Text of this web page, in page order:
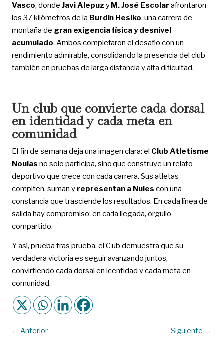
Vasco, donde Javi Alepuz y M. José Escolar afrontaron
los 37 kilómetros de la Burdin Hesiko, una carrera de
montaña de gran exigencia física y desnivel
acumulado. Ambos completaron el desafío con un
rendimiento admirable, consolidando la presencia del club
también en pruebas de larga distancia y alta dificultad.
Un club que convierte cada dorsal
en identidad y cada meta en
comunidad
El fin de semana deja una imagen clara: el Club Atletisme
Noulas no solo participa, sino que construye un relato
deportivo que crece con cada carrera. Sus atletas
compiten, suman y representan a Nules con una
constancia que trasciende los resultados. En cada línea de
salida hay compromiso; en cada llegada, orgullo
compartido.
Y así, prueba tras prueba, el Club demuestra que su
verdadera victoria es seguir avanzando juntos,
convirtiendo cada dorsal en identidad y cada meta en
comunidad.
← Anterior Siguiente →